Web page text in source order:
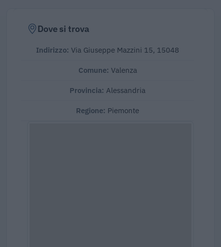
Dove si trova
Indirizzo: Via Giuseppe Mazzini 15, 15048
Comune: Valenza
Provincia: Alessandria
Regione: Piemonte